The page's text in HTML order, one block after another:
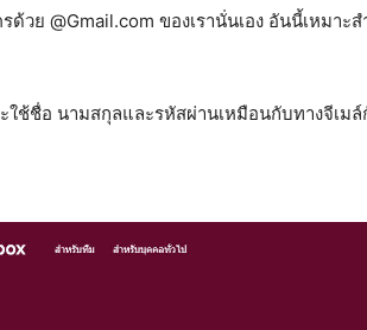
ด้วย @Gmail.com ของเรานั่นเอง อันนี้เหมา
ใช้ชื่อ นามสกุลและรหัสผ่านเหมือนกับทางจีเมล์